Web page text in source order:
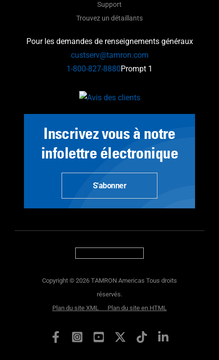
Support
Trouvez un détaillants
Pour les demandes de renseignements généraux
custserv@tamron.com
1-800-827-8880Prompt 1
Inscrivez vous à notre
infolettre électronique
S'abonner
Copyright © 2026 TAMRON Americas Tous droits
réservés.
Plan du site XML
Plan du site en HTML